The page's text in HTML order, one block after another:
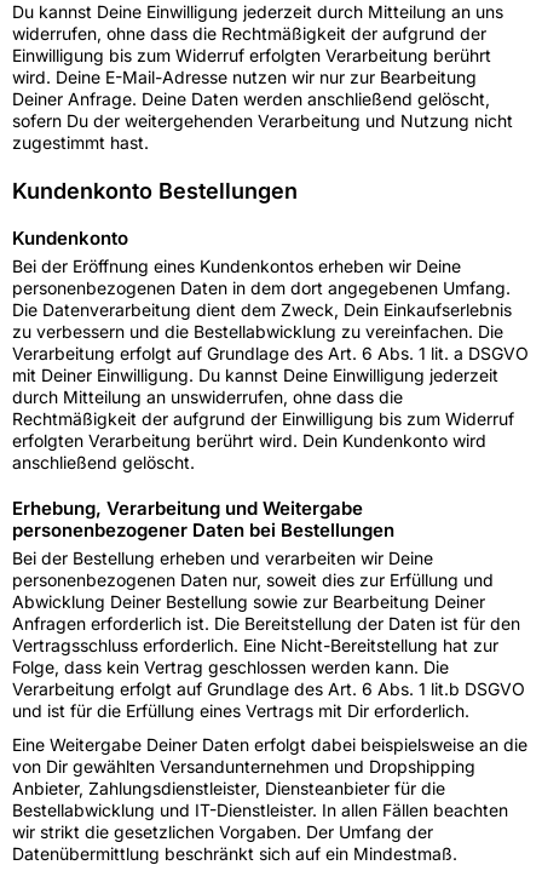
Du kannst Deine Einwilligung jederzeit durch Mitteilung an uns
widerrufen, ohne dass die Rechtmäßigkeit der aufgrund der
Einwilligung bis zum Widerruf erfolgten Verarbeitung berührt
wird. Deine E-Mail-Adresse nutzen wir nur zur Bearbeitung
Deiner Anfrage. Deine Daten werden anschließend gelöscht,
sofern Du der weitergehenden Verarbeitung und Nutzung nicht
zugestimmt hast.
Kundenkonto Bestellungen
Kundenkonto
Bei der Eröffnung eines Kundenkontos erheben wir Deine
personenbezogenen Daten in dem dort angegebenen Umfang.
Die Datenverarbeitung dient dem Zweck, Dein Einkaufserlebnis
zu verbessern und die Bestellabwicklung zu vereinfachen. Die
Verarbeitung erfolgt auf Grundlage des Art. 6 Abs. 1 lit. a DSGVO
mit Deiner Einwilligung. Du kannst Deine Einwilligung jederzeit
durch Mitteilung an unswiderrufen, ohne dass die
Rechtmäßigkeit der aufgrund der Einwilligung bis zum Widerruf
erfolgten Verarbeitung berührt wird. Dein Kundenkonto wird
anschließend gelöscht.
Erhebung, Verarbeitung und Weitergabe
personenbezogener Daten bei Bestellungen
Bei der Bestellung erheben und verarbeiten wir Deine
personenbezogenen Daten nur, soweit dies zur Erfüllung und
Abwicklung Deiner Bestellung sowie zur Bearbeitung Deiner
Anfragen erforderlich ist. Die Bereitstellung der Daten ist für den
Vertragsschluss erforderlich. Eine Nicht-Bereitstellung hat zur
Folge, dass kein Vertrag geschlossen werden kann. Die
Verarbeitung erfolgt auf Grundlage des Art. 6 Abs. 1 lit.b DSGVO
und ist für die Erfüllung eines Vertrags mit Dir erforderlich.
Eine Weitergabe Deiner Daten erfolgt dabei beispielsweise an die
von Dir gewählten Versandunternehmen und Dropshipping
Anbieter, Zahlungsdienstleister, Diensteanbieter für die
Bestellabwicklung und IT-Dienstleister. In allen Fällen beachten
wir strikt die gesetzlichen Vorgaben. Der Umfang der
Datenübermittlung beschränkt sich auf ein Mindestmaß.